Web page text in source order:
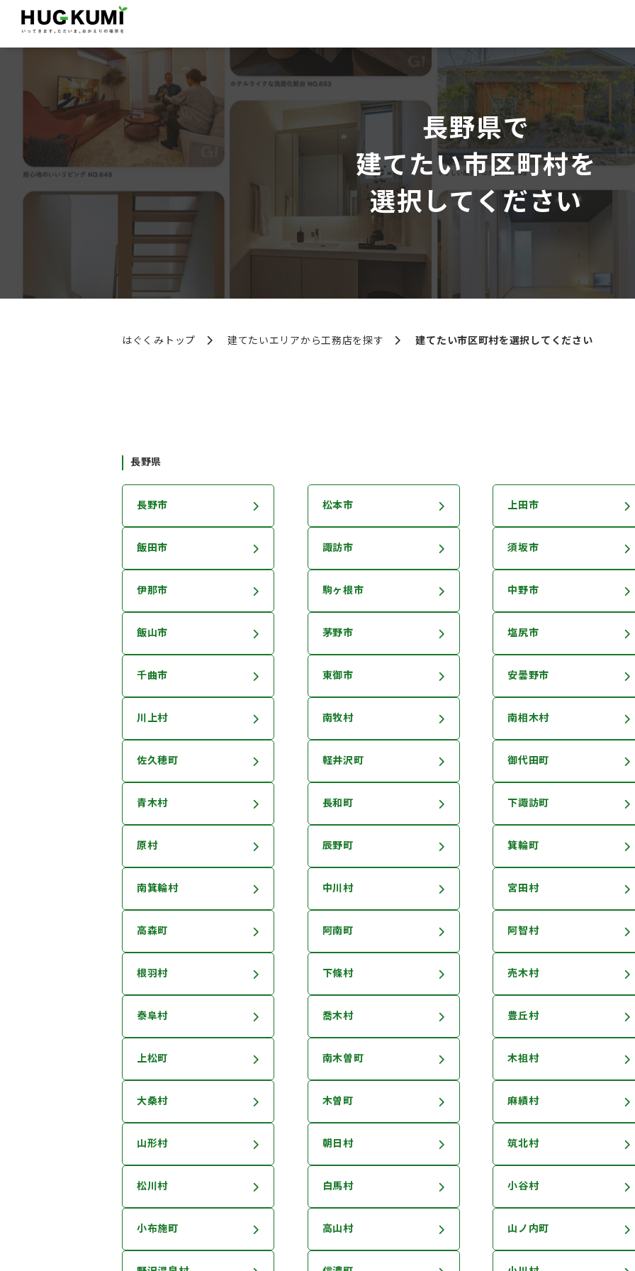
長野県で
建てたい市区町村を
選択してください
はぐくみトップ 建てたいエリアから工務店を探す 建てたい市区町村を選択してください
長野県
長野市 松本市 上田市
飯田市 諏訪市 須坂市
伊那市 駒ヶ根市 中野市
飯山市 茅野市 塩尻市
千曲市 東御市 安曇野市
川上村 南牧村 南相木村
佐久穂町 軽井沢町 御代田町
青木村 長和町 下諏訪町
原村 辰野町 箕輪町
南箕輪村 中川村 宮田村
高森町 阿南町 阿智村
根羽村 下條村 売木村
泰阜村 喬木村 豊丘村
上松町 南木曽町 木祖村
大桑村 木曽町 麻績村
山形村 朝日村 筑北村
松川村 白馬村 小谷村
小布施町 高山村 山ノ内町